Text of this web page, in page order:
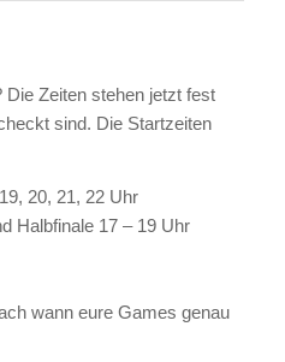
Die Zeiten stehen jetzt fest
sind. Die Startzeiten
20, 21, 22 Uhr
Halbfinale 17 – 19 Uhr
wann eure Games genau